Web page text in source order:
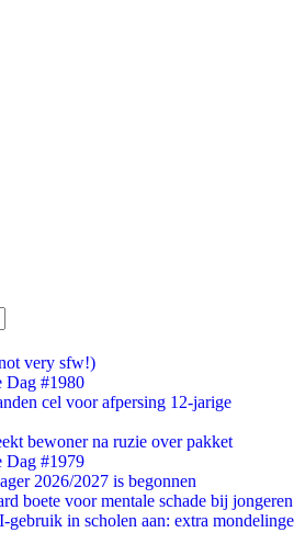
very sfw!)
Dag #1980
cel voor afpersing 12-jarige
bewoner na ruzie over pakket
Dag #1979
2026/2027 is begonnen
boete voor mentale schade bij jongeren
gebruik in scholen aan: extra mondelinge